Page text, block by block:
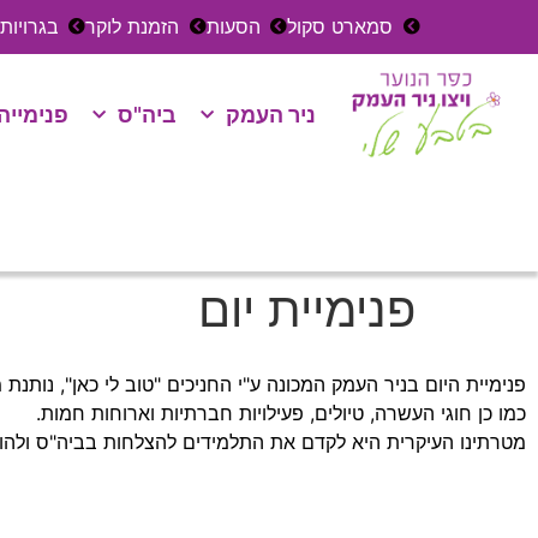
סמארט סקול הסעות הזמנת לוקר בגרויות
ניר העמק ביה"ס
פנימיית יום
פנימיית היום בניר העמק המכונה ע"י החניכים "טוב לי כאן",
כמו כן חוגי העשרה, טיולים, פעילויות חברתיות וארוחות חמות.
מטרתינו העיקרית היא לקדם את התלמידים להצלחות בביה"ס